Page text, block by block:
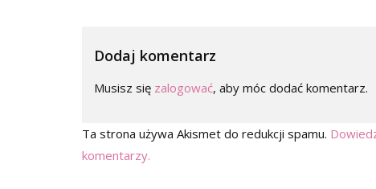
Dodaj komentarz
Musisz się zalogować, aby móc dodać komentarz.
Ta strona używa Akismet do redukcji spamu.
komentarzy.